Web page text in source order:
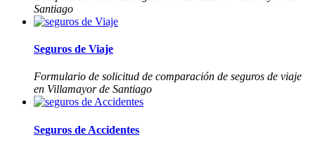
Santiago
Seguros de Viaje
Formulario de solicitud de comparación de seguros de viaje
en Villamayor de Santiago
Seguros de Accidentes